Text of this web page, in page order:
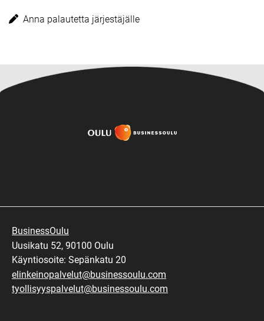
Anna palautetta järjestäjälle
BusinessOulu
Uusikatu 52, 90100 Oulu
Käyntiosoite: Sepänkatu 20
elinkeinopalvelut@businessoulu.com
tyollisyyspalvelut@businessoulu.com